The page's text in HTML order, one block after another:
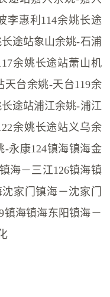
李惠利114余姚长途
途站象山余姚-石浦
余姚长途站萧山机
天台余姚-天台119余
途站浦江余姚-浦江
余姚长途站义乌余
-永康124镇海镇海金
海－三江126镇海镇
家门镇海－沈家门
镇海镇海东阳镇海－